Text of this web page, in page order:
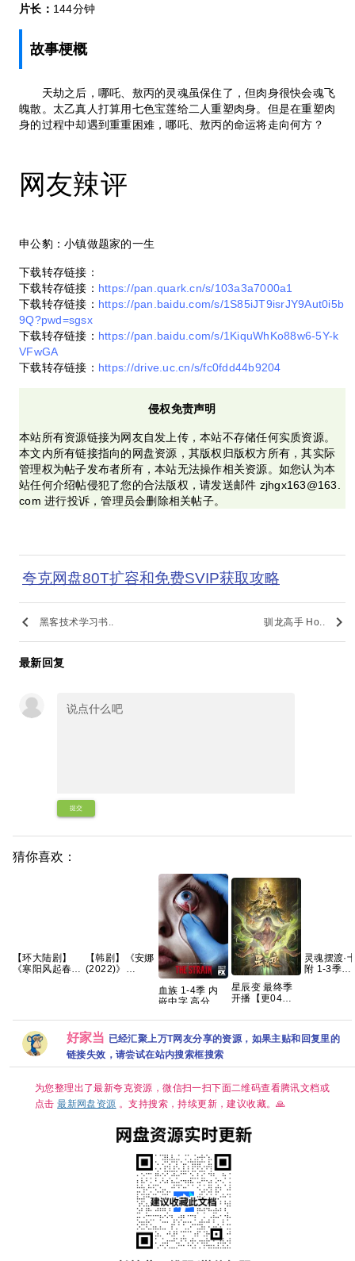
片长： 144分钟
故事梗概
天劫之后，哪吒、敖丙的灵魂虽保住了，但肉身很快会魂飞
魄散。太乙真人打算用七色宝莲给二人重塑肉身。但是在重塑肉
身的过程中却遇到重重困难，哪吒、敖丙的命运将走向何方？
网友辣评
申公豹：小镇做题家的一生
下载转存链接：
下载转存链接： https://pan.quark.cn/s/103a3a7000a1
下载转存链接： https://pan.baidu.com/s/1S85iJT9isrJY9Aut0i5b
9Q?pwd=sgsx
下载转存链接： https://pan.baidu.com/s/1KiquWhKo88w6-5Y-k
VFwGA
下载转存链接： https://drive.uc.cn/s/fc0fdd44b9204
侵权免责声明
本站所有资源链接为网友自发上传，本站不存储任何实质资源。
本文内所有链接指向的网盘资源，其版权归版权方所有，其实际
管理权为帖子发布者所有，本站无法操作相关资源。如您认为本
站任何介绍帖侵犯了您的合法版权，请发送邮件 zjhgx163@163.
com 进行投诉，管理员会删除相关帖子。
夸克网盘80T扩容和免费SVIP获取攻略
keyboard_arrow_left 黑客技术学习书.. 驯龙高手 Ho.. keyboard_arrow_right
最新回复
提交
猜你喜欢：
【环大陆剧】
《寒阳风起春山
【韩剧】《安娜
(2022)》
血族 1-4季 内
嵌中字 高分 惊
盘】
星辰变 最终季
开播【更04
字】网盘资源
灵魂摆渡·
附 1-3季
好家当 已经汇聚上万T网友分享的资源，如果主贴和回复里的
链接失效，请尝试在站内搜索框搜索
为您整理出了最新夸克资源，微信扫一扫下面二维码查看腾讯文档或
点击最新网盘资源 。支持搜索，持续更新，建议收藏。🙏